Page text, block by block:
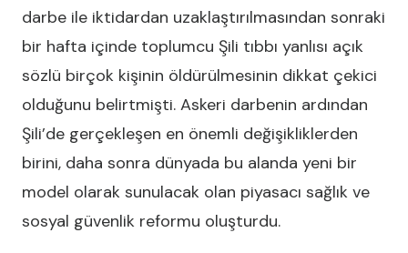
darbe ile iktidardan uzaklaştırılmasından sonraki
bir hafta içinde toplumcu Şili tıbbı yanlısı açık
sözlü birçok kişinin öldürülmesinin dikkat çekici
olduğunu belirtmişti. Askeri darbenin ardından
Şili’de gerçekleşen en önemli değişikliklerden
birini, daha sonra dünyada bu alanda yeni bir
model olarak sunulacak olan piyasacı sağlık ve
sosyal güvenlik reformu oluşturdu.